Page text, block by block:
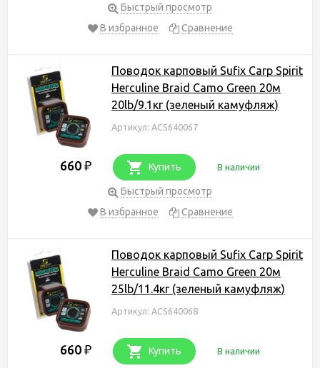
Быстрый просмотр
В избранное
Сравнение
Поводок карповый Sufix Carp Spirit
Herculine Braid Camo Green 20м
20lb/9.1кг (зеленый камуфляж)
Артикул: ACS640067
660 ₽ Купить В наличии
Быстрый просмотр
В избранное
Сравнение
Поводок карповый Sufix Carp Spirit
Herculine Braid Camo Green 20м
25lb/11.4кг (зеленый камуфляж)
Артикул: ACS640068
660 ₽ Купить В наличии